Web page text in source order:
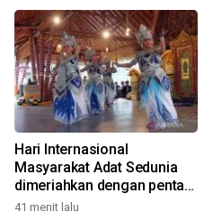
Hari Internasional
Masyarakat Adat Sedunia
dimeriahkan dengan pentas
seni budaya Bali
41 menit lalu